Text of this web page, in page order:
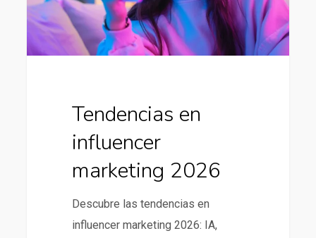
Tendencias en
influencer
marketing 2026
Descubre las tendencias en
influencer marketing 2026: IA,